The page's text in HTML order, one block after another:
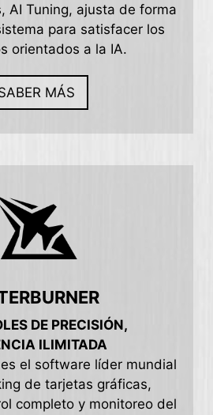
AI Tuning, ajusta de forma
para satisfacer los
orientados a la IA.
MÁS
DE PRECISIÓN,
ILIMITADA
el software líder mundial
de tarjetas gráficas,
completo y monitoreo del